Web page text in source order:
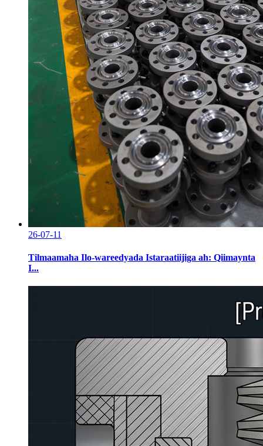
26-07-11
Tilmaamaha Ilo-wareedyada Istaraatiijiga ah: Qiimaynta
I...